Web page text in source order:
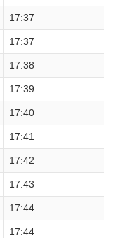
17:37
17:37
17:38
17:39
17:40
17:41
17:42
17:43
17:44
17:44